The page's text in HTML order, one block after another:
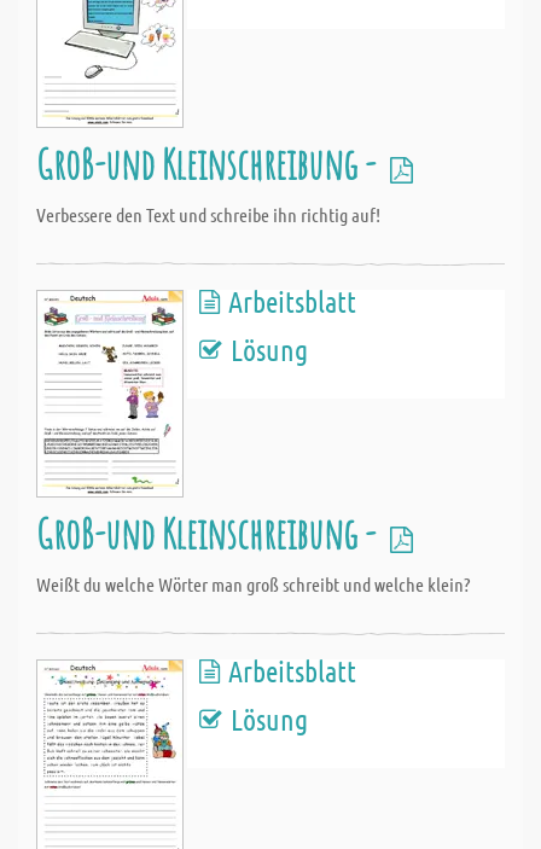
Groß-und Kleinschreibung -
Verbessere den Text und schreibe ihn richtig auf!
Arbeitsblatt
Lösung
Groß-und Kleinschreibung -
Weißt du welche Wörter man groß schreibt und welche klein?
Arbeitsblatt
Lösung